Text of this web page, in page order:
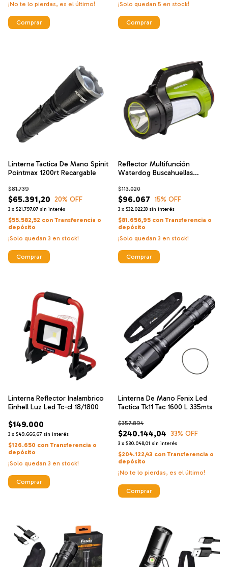
¡No te lo pierdas, es el último!
Comprar
¡Solo quedan 5 en stock!
Comprar
Linterna Tactica De Mano Spinit
Pointmax 1200rt Recargable
$65.391,20
$81.739
20% OFF
3 x $21.797,07 sin interés
$55.582,52 con Transferencia o
depósito
¡Solo quedan 3 en stock!
Comprar
Reflector Multifunción
Waterdog Buscahuellas
$96.067
$113.020
15% OFF
3 x $32.022,33 sin interés
$81.656,95 con Transferencia o
depósito
¡Solo quedan 3 en stock!
Comprar
Linterna Reflector Inalambrico
Einhell Luz Led Tc-cl 18/1800
$149.000
3 x $49.666,67 sin interés
$126.650 con Transferencia o
depósito
¡Solo quedan 3 en stock!
Comprar
Linterna De Mano Fenix Led
Tactica Tk11 Tac 1600 L 335mts
$240.144,04
$357.894
33% OFF
3 x $80.048,01 sin interés
$204.122,43 con Transferencia o
depósito
¡No te lo pierdas, es el último!
Comprar